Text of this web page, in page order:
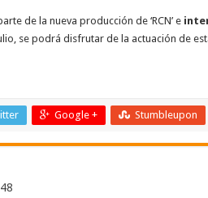
de la nueva producción de ‘RCN’ e
se podrá disfrutar de la actuación de
Google + Stumbleupon